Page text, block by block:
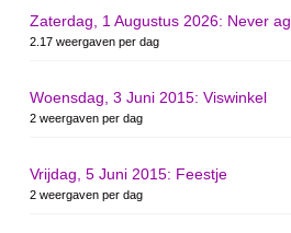
Zaterdag, 1 Augustus 2026: Never
2.17 weergaven per dag
Woensdag, 3 Juni 2015: Viswinkel
2 weergaven per dag
Vrijdag, 5 Juni 2015: Feestje
2 weergaven per dag